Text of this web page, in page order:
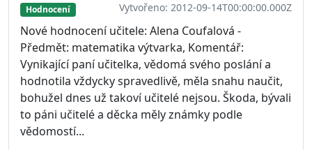
Hodnocení Vytvořeno: 2012-09-14T00:00:00.000Z
Nové hodnocení učitele: Alena Coufalová -
Předmět: matematika výtvarka, Komentář:
Vynikající paní učitelka, vědomá svého poslání a
hodnotila vždycky spravedlivě, měla snahu naučit,
bohužel dnes už takoví učitelé nejsou. Škoda, bývali
to páni učitelé a děcka měly známky podle
vědomostí...